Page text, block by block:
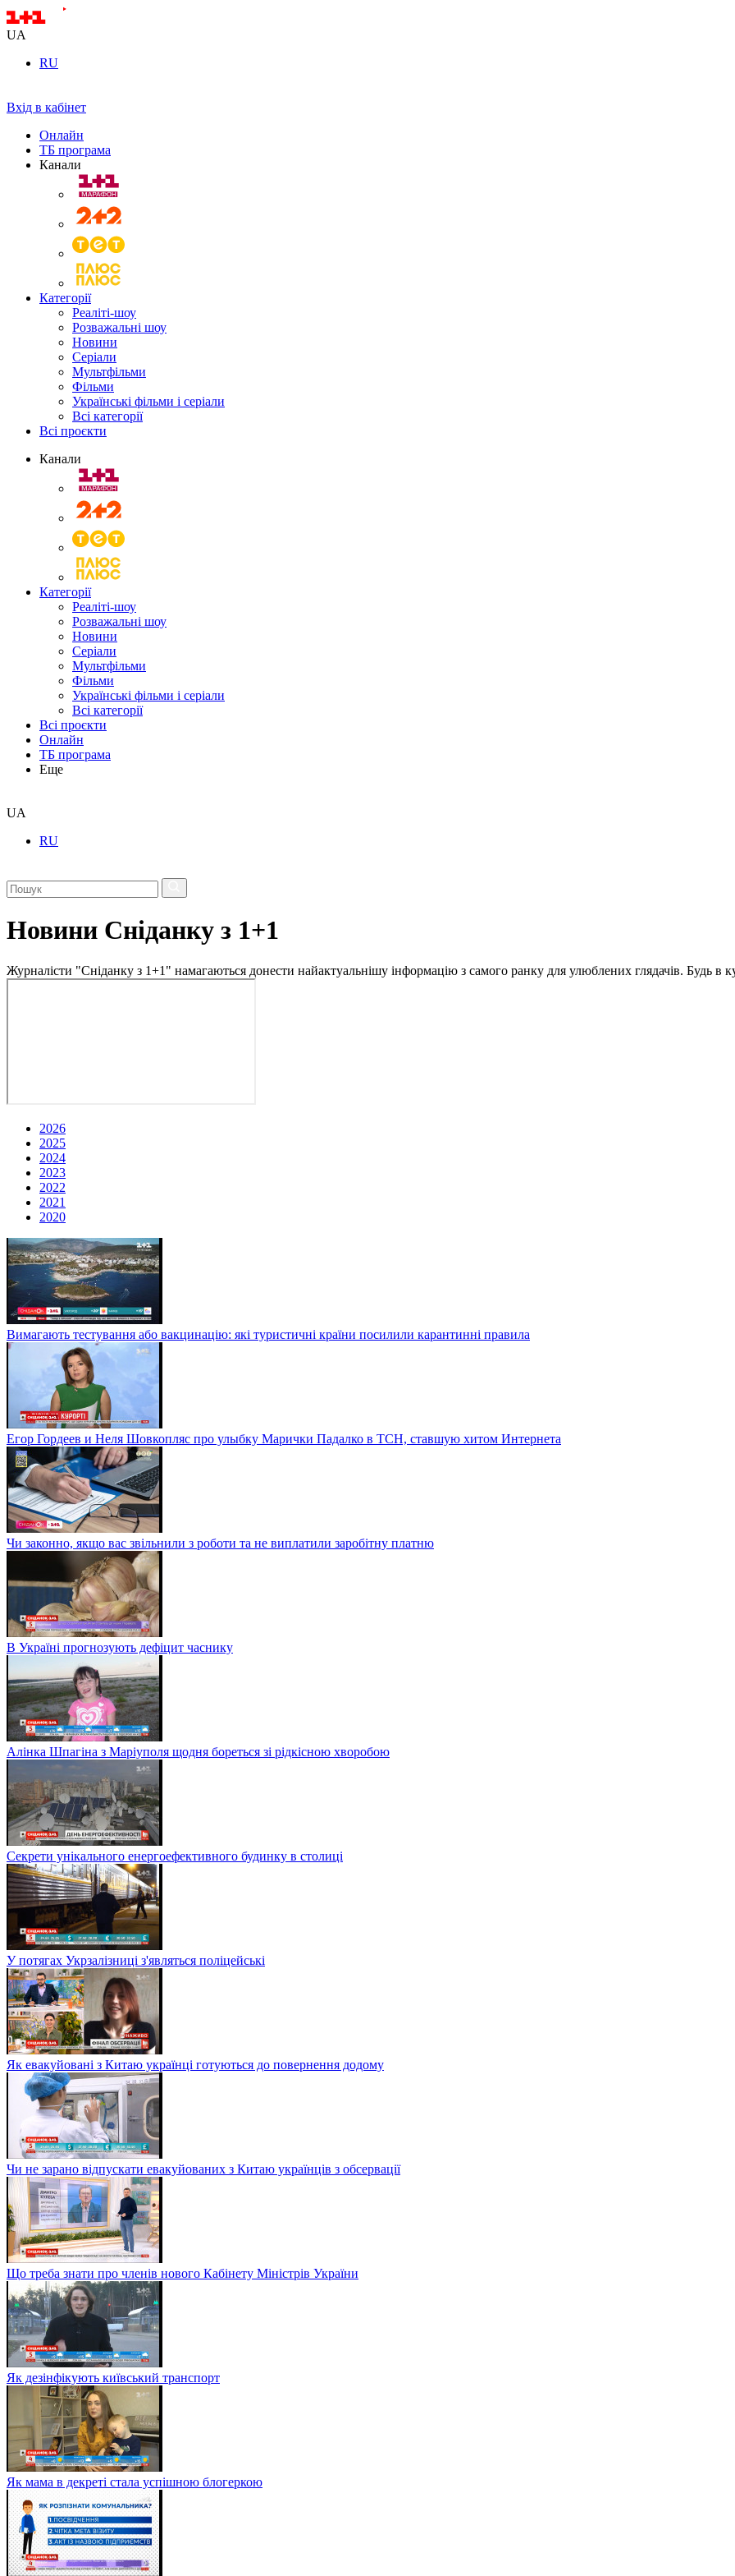
UA
RU
Вхід в кабінет
Онлайн
ТБ програма
Канали
Категорії
Реаліті-шоу
Розважальні шоу
Новини
Серіали
Мультфільми
Фільми
Українські фільми і серіали
Всі категорії
Всі проєкти
Канали
Категорії
Реаліті-шоу
Розважальні шоу
Новини
Серіали
Мультфільми
Фільми
Українські фільми і серіали
Всі категорії
Всі проєкти
Онлайн
ТБ програма
Еще
UA
RU
Новини Сніданку з 1+1
Журналісти "Сніданку з 1+1" намагаються донести найактуальнішу інформацію з самого ранку для улюблених глядачів. Будь в
2026
2025
2024
2023
2022
2021
2020
Вимагають тестування або вакцинацію: які туристичні країни посилили карантинні правила
Егор Гордеев и Неля Шовкопляс про улыбку Марички Падалко в ТСН, ставшую хитом Интернета
Чи законно, якщо вас звільнили з роботи та не виплатили заробітну платню
В Україні прогнозують дефіцит часнику
Алінка Шпагіна з Маріуполя щодня бореться зі рідкісною хворобою
Секрети унікального енергоефективного будинку в столиці
У потягах Укрзалізниці з'являться поліцейські
Як евакуйовані з Китаю українці готуються до повернення додому
Чи не зарано відпускати евакуйованих з Китаю українців з обсервації
Що треба знати про членів нового Кабінету Міністрів України
Як дезінфікують київський транспорт
Як мама в декреті стала успішною блогеркою